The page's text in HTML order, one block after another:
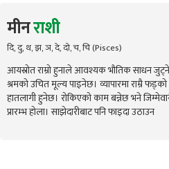
मीनराशी
दि, दु, थ, झ, ञ, दे, दो, च, चि (Pisces)
आयस्रोत राम्रो हुनाले आवश्यक भौतिक साधन
श्रमको उचित मूल्य पाइनेछ। व्यापारमा राम्रै
हातलागी हुनेछ। रोकिएको काम बन्नेछ भने
प्रारम्भ होला। साझेदारीबाट पनि फाइदा उठाउन